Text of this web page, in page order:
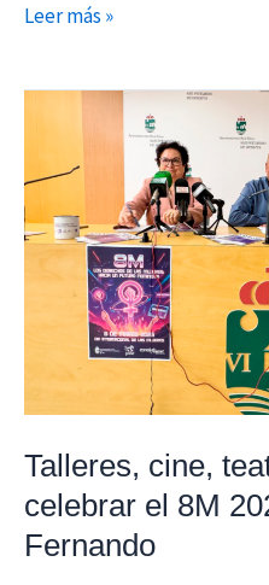
Leer más »
Talleres, cine,
celebrar el 8M
Fernando
teatro
y
deporte
para
celebrar
2026
San
Fernando